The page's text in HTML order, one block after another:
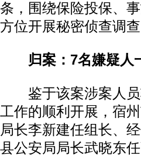
条，围绕保险投保、
方位开展秘密侦查调
归案：7名嫌疑人
鉴于该案涉案人员
工作的顺利开展，宿
局长李新建任组长、
县公安局局长武晓东